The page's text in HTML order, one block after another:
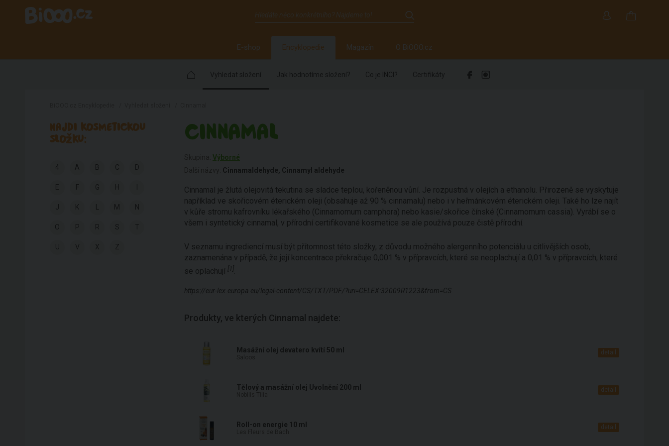
E-shop Encyklopedie Magazín O BiOOO.cz
Vyhledat složení Jak hodnotíme složení? Co je INCI? Certifikáty
NAJDI KOSMETICKOU
SLOŽKU:
4 A B C D
E F G H
J K M N
O P R S T
V X Z
CINNAMAL
Výborné
Cinnamaldehyde, Cinnamyl aldehyde
Cinnamal je žlutá olejovitá tekutina se sladce teplou, kořeněnou vůní. Je rozpustná v olejích a ethanolu. Přirozeně se vyskytuje
například ve skořicovém éterickém oleji (obsahuje až 90 % cinnamalu) nebo i v heřmánkovém éterickém oleji. Také ho lze najít
v kůře stromu kafrovníku lékařského (Cinnamomum camphora) nebo kasie/skořice čínské (Cinnamomum cassia). Vyrábí se o
všem i syntetický cinnamal, v přírodní certifikované kosmetice se ale používá pouze čistě přírodní.
V seznamu ingrediencí musí být přítomnost této složky, z důvodu možného alergenního potenciálu u citlivějších osob,
zaznamenána v případě, že její koncentrace překračuje 0,001 % v přípravcích, které se neoplachují a 0,01 % v přípravcích, které
se oplachují [1].
https://eur-lex.europa.eu/legal-content/CS/TXT/PDF/?uri=CELEX:32009R1223&from=CS
Produkty, ve kterých Cinnamal najdete:
Masážní olej devatero kvítí 50 ml detail
Tělový a masážní olej Uvolnění 200 ml detail
Roll-on energie 10 ml detail